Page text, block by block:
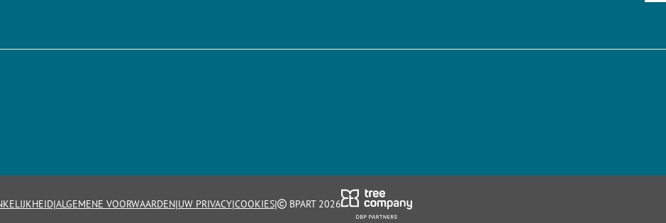
|ALGEMENE VOORWAARDEN|UW PRIVACY|COOKIES| BPART 2026